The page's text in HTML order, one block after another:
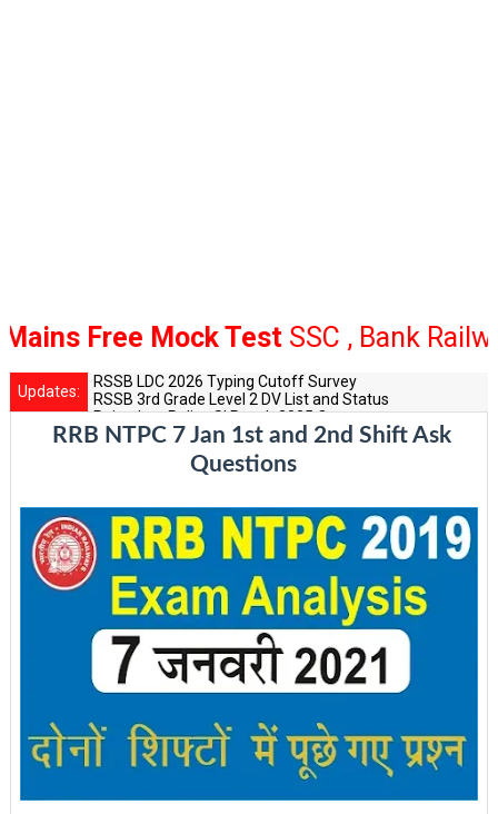
Mock TestSSC , Bank Railway Click
Updates:
RSSB LDC 2026 Typing Cutoff Survey
RSSB 3rd Grade Level 2 DV List and Status
Rajasthan Police SI Result 2025 Out
CET 12th Exam 2026 Syllabus and Exam Dates
RPSC Senior Teacher Recruitment 2025: Post Increase
RRB NTPC 7 Jan 1st and 2nd Shift Ask
Questions